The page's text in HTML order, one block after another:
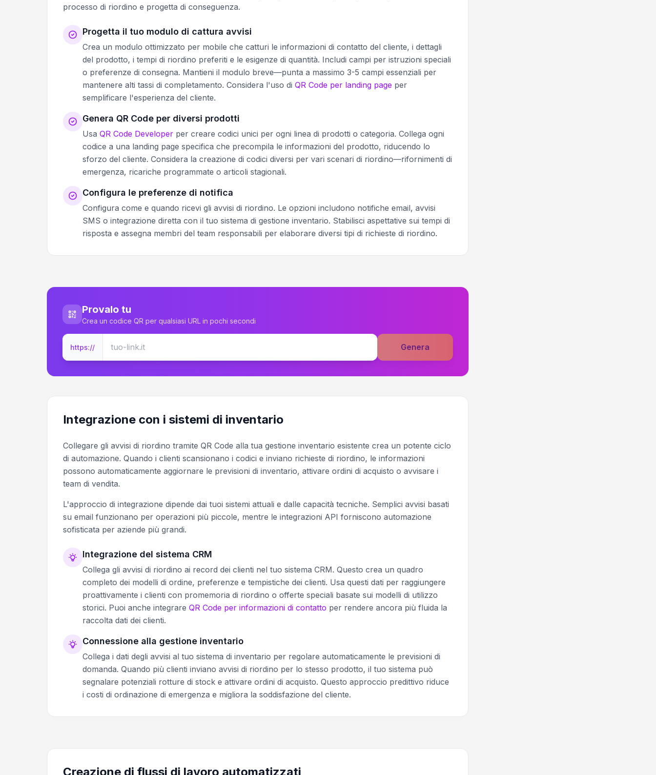
processo di riordino e progetta di conseguenza.
Progetta il tuo modulo di cattura avvisi
Crea un modulo ottimizzato per mobile che catturi le informazioni di contatto del cliente, i dettagli
del prodotto, i tempi di riordino preferiti e le esigenze di quantità. Includi campi per istruzioni speciali
o preferenze di consegna. Mantieni il modulo breve—punta a massimo 3-5 campi essenziali per
mantenere alti tassi di completamento. Considera l'uso di QR Code per landing page per
semplificare l'esperienza del cliente.
Genera QR Code per diversi prodotti
Usa QR Code Developer per creare codici unici per ogni linea di prodotti o categoria. Collega ogni
codice a una landing page specifica che precompila le informazioni del prodotto, riducendo lo
sforzo del cliente. Considera la creazione di codici diversi per vari scenari di riordino—rifornimenti di
emergenza, ricariche programmate o articoli stagionali.
Configura le preferenze di notifica
Configura come e quando ricevi gli avvisi di riordino. Le opzioni includono notifiche email, avvisi
SMS o integrazione diretta con il tuo sistema di gestione inventario. Stabilisci aspettative sui tempi di
risposta e assegna membri del team responsabili per elaborare diversi tipi di richieste di riordino.
Provalo tu
Crea un codice QR per qualsiasi URL in pochi secondi
https:// Genera
Integrazione con i sistemi di inventario
Collegare gli avvisi di riordino tramite QR Code alla tua gestione inventario esistente crea un potente ciclo
di automazione. Quando i clienti scansionano i codici e inviano richieste di riordino, le informazioni
possono automaticamente aggiornare le previsioni di inventario, attivare ordini di acquisto o avvisare i
team di vendita.
L'approccio di integrazione dipende dai tuoi sistemi attuali e dalle capacità tecniche. Semplici avvisi basati
su email funzionano per operazioni più piccole, mentre le integrazioni API forniscono automazione
sofisticata per aziende più grandi.
Integrazione del sistema CRM
Collega gli avvisi di riordino ai record dei clienti nel tuo sistema CRM. Questo crea un quadro
completo dei modelli di ordine, preferenze e tempistiche dei clienti. Usa questi dati per raggiungere
proattivamente i clienti con promemoria di riordino o offerte speciali basate sui modelli di utilizzo
storici. Puoi anche integrare QR Code per informazioni di contatto per rendere ancora più fluida la
raccolta dati dei clienti.
Connessione alla gestione inventario
Collega i dati degli avvisi al tuo sistema di inventario per regolare automaticamente le previsioni di
domanda. Quando più clienti inviano avvisi di riordino per lo stesso prodotto, il tuo sistema può
segnalare potenziali rotture di stock e attivare ordini di acquisto. Questo approccio predittivo riduce
i costi di ordinazione di emergenza e migliora la soddisfazione del cliente.
Creazione di flussi di lavoro automatizzati